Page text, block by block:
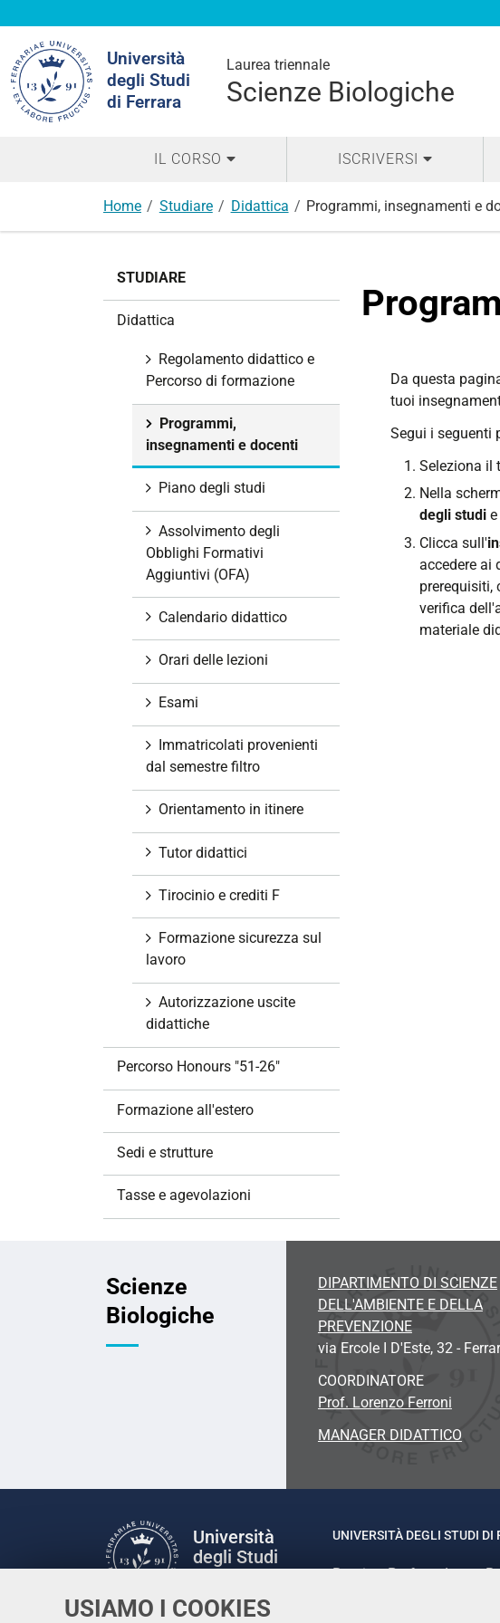
USIAMO I COOKIES
Università
degli Studi
di Ferrara
Laurea triennale
Scienze Biologiche
nel
sito
IL CORSO ISCRIVERSI
Home Studiare Didattica Programmi, insegnamenti e
Da questa
tuoi
Segui i seguenti
Seleziona il
Nella
degli studi
Clicca sull'
accedere ai
prerequisiti,
verifica
materiale
STUDIARE
Didattica
Regolamento didattico e
Percorso di formazione
Programmi,
insegnamenti e docenti
Piano degli studi
Assolvimento degli
Obblighi Formativi
Aggiuntivi (OFA)
Calendario didattico
Orari delle lezioni
Esami
Immatricolati provenienti
dal semestre filtro
Orientamento in itinere
Tutor didattici
Tirocinio e crediti F
Formazione sicurezza sul
lavoro
Autorizzazione uscite
didattiche
Percorso Honours "51-26"
Formazione all'estero
Sedi e strutture
Tasse e agevolazioni
Scienze
Biologiche
DIPARTIMENTO DI SCIENZE
DELL'AMBIENTE E DELLA
PREVENZIONE
via Ercole I D'Este, 32 -
COORDINATORE
Prof. Lorenzo Ferroni
MANAGER DIDATTICO
Università
degli Studi
UNIVERSITÀ DEGLI STUDI DI
Rettrice: Prof.ssa Laura